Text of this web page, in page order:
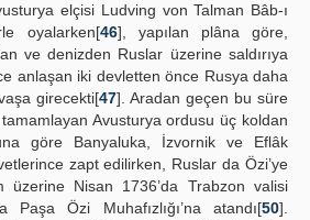
elçisi Ludving von Talman Bâb-ı
oyalarken[46], yapılan plâna göre,
ve denizden Ruslar üzerine saldırıya
anlaşan iki devletten önce Rusya daha
girecekti[47]. Aradan geçen bu süre
tamamlayan Avusturya ordusu üç koldan
göre Banyaluka, İzvornik ve Eflâk
zapt edilirken, Ruslar da Özi’ye
üzerine Nisan 1736’da Trabzon valisi
Paşa Özi Muhafızlığı’na atandı[50].